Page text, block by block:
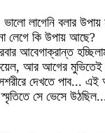
ভালো লাগেনি বলার
লেগে কি উপায় আছে?
আবেগাক্রান্ত
আর আগের মুভিতেই
দেখতে পাব... এই
সে ভেসে